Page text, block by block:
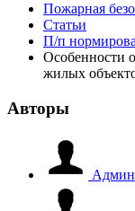
Пожарная
Статьи
П/п
Особенности
жилых
Авторы